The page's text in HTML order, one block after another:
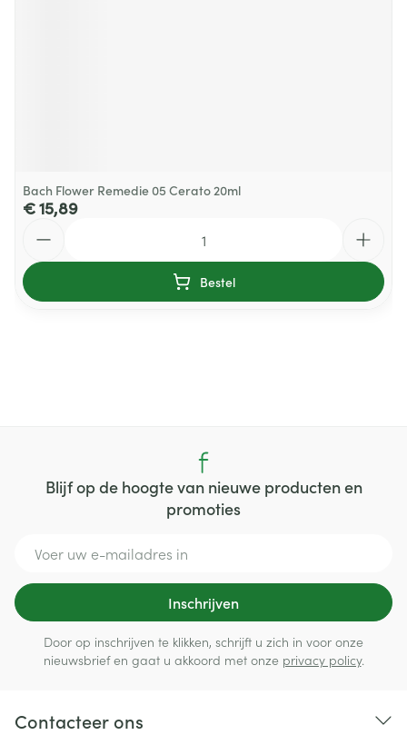
Bach Flower Remedie 05 Cerato 20ml
€ 15,89
Bestel
Blijf op de hoogte van nieuwe producten en
promoties
Inschrijven
Door op inschrijven te klikken, schrijft u zich in voor onze
nieuwsbrief en gaat u akkoord met onze privacy policy.
Contacteer ons